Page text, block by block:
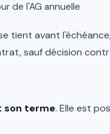
de l'AG annuelle
tient avant
sauf décision
son terme. Elle est